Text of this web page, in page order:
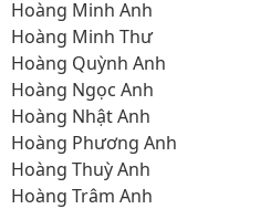
Hoàng Minh Anh
Hoàng Minh Thư
Hoàng Quỳnh Anh
Hoàng Ngọc Anh
Hoàng Nhật Anh
Hoàng Phương Anh
Hoàng Thuỳ Anh
Hoàng Trâm Anh